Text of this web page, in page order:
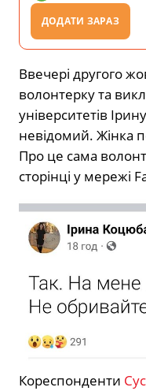
ДОДАТИ ЗАРАЗ
Ввечері другого
волонтерку та
університетів
невідомий. Жінка
Про це сама
сторінці у мережі
Кореспонденти